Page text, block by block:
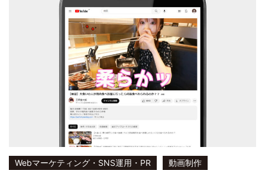
Webマーケティング・SNS運用・PR
動画制作